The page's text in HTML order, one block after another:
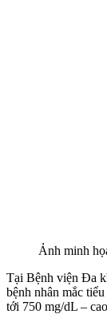
Ảnh minh
Tại Bệnh viện Đa
bệnh nhân mắc
tới 750 mg/dL –